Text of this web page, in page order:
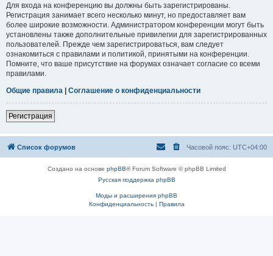
Для входа на конференцию вы должны быть зарегистрированы.
Регистрация занимает всего несколько минут, но предоставляет вам
более широкие возможности. Администратором конференции могут быть
установлены также дополнительные привилегии для зарегистрированных
пользователей. Прежде чем зарегистрироваться, вам следует
ознакомиться с правилами и политикой, принятыми на конференции.
Помните, что ваше присутствие на форумах означает согласие со всеми
правилами.
Общие правила | Соглашение о конфиденциальности
Регистрация
Список форумов Часовой пояс: UTC+04:00
Создано на основе phpBB® Forum Software © phpBB Limited
Русская поддержка phpBB
Моды и расширения phpBB
Конфиденциальность| Правила